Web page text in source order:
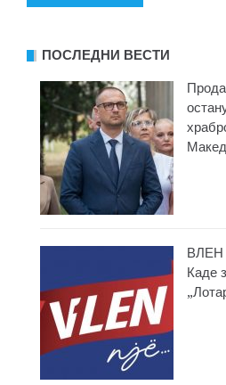
ПОСЛЕДНИ ВЕСТИ
ВЛЕН
Каде